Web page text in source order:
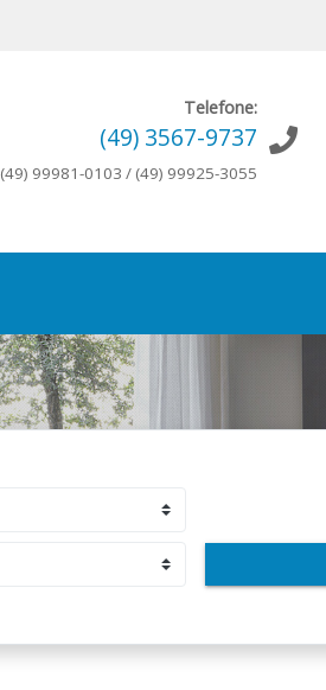
Telefone:
(49) 3567-9737
(49) 99981-0103 / (49) 99925-3055